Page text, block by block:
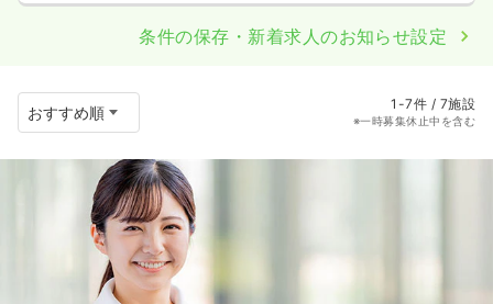
条件の保存・新着求人のお知らせ設定
1-7件 / 7施設
※一時募集休止中を含む